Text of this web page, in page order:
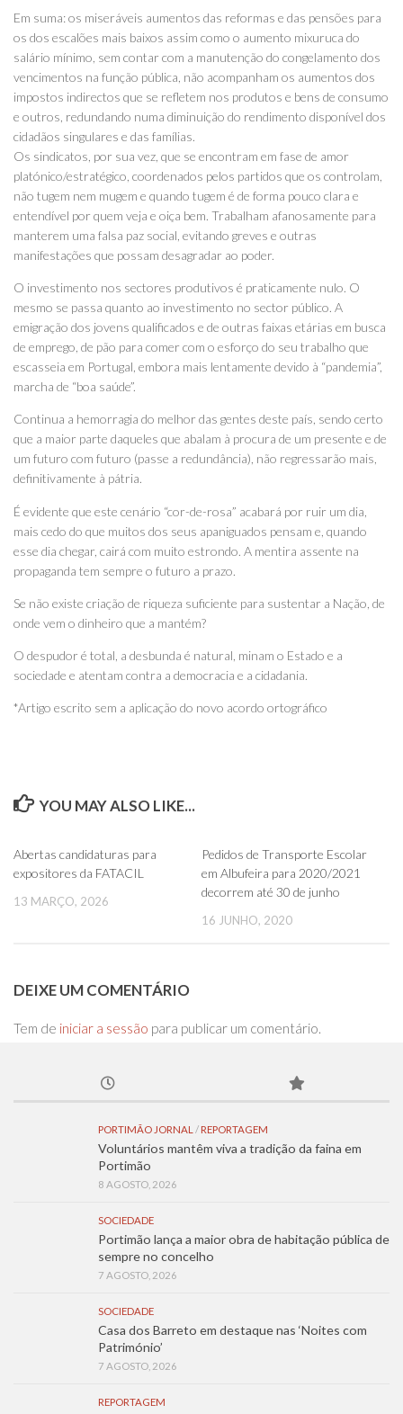
Em suma: os miseráveis aumentos das reformas e das pensões para
os dos escalões mais baixos assim como o aumento mixuruca do
salário mínimo, sem contar com a manutenção do congelamento dos
vencimentos na função pública, não acompanham os aumentos dos
impostos indirectos que se refletem nos produtos e bens de consumo
e outros, redundando numa diminuição do rendimento disponível dos
cidadãos singulares e das famílias.
Os sindicatos, por sua vez, que se encontram em fase de amor
platónico/estratégico, coordenados pelos partidos que os controlam,
não tugem nem mugem e quando tugem é de forma pouco clara e
entendível por quem veja e oiça bem. Trabalham afanosamente para
manterem uma falsa paz social, evitando greves e outras
manifestações que possam desagradar ao poder.
O investimento nos sectores produtivos é praticamente nulo. O
mesmo se passa quanto ao investimento no sector público. A
emigração dos jovens qualificados e de outras faixas etárias em busca
de emprego, de pão para comer com o esforço do seu trabalho que
escasseia em Portugal, embora mais lentamente devido à “pandemia”,
marcha de “boa saúde”.
Continua a hemorragia do melhor das gentes deste país, sendo certo
que a maior parte daqueles que abalam à procura de um presente e de
um futuro com futuro (passe a redundância), não regressarão mais,
definitivamente à pátria.
É evidente que este cenário “cor-de-rosa” acabará por ruir um dia,
mais cedo do que muitos dos seus apaniguados pensam e, quando
esse dia chegar, cairá com muito estrondo. A mentira assente na
propaganda tem sempre o futuro a prazo.
Se não existe criação de riqueza suficiente para sustentar a Nação, de
onde vem o dinheiro que a mantém?
O despudor é total, a desbunda é natural, minam o Estado e a
sociedade e atentam contra a democracia e a cidadania.
*Artigo escrito sem a aplicação do novo acordo ortográfico
YOU MAY ALSO LIKE...
Abertas candidaturas para
expositores da FATACIL
13 MARÇO, 2026
Pedidos de Transporte Escolar
em Albufeira para 2020/2021
decorrem até 30 de junho
16 JUNHO, 2020
DEIXE UM COMENTÁRIO
Tem de iniciar a sessão para publicar um comentário.
PORTIMÃO JORNAL / REPORTAGEM
Voluntários mantêm viva a tradição da faina em
Portimão
8 AGOSTO, 2026
SOCIEDADE
Portimão lança a maior obra de habitação pública de
sempre no concelho
7 AGOSTO, 2026
SOCIEDADE
Casa dos Barreto em destaque nas ‘Noites com
Património’
7 AGOSTO, 2026
REPORTAGEM